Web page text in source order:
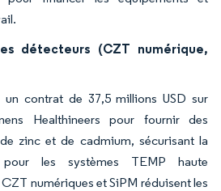
détecteurs (CZT numérique,
contrat de 37,5 millions USD sur
Healthineers pour fournir des
zinc et de cadmium, sécurisant la
les systèmes TEMP haute
numériques et SiPM réduisent les